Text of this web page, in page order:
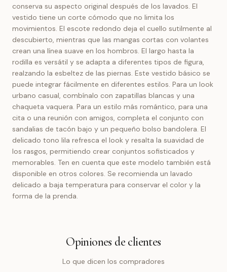
conserva su aspecto original después de los lavados. El
vestido tiene un corte cómodo que no limita los
movimientos. El escote redondo deja el cuello sutilmente al
descubierto, mientras que las mangas cortas con volantes
crean una línea suave en los hombros. El largo hasta la
rodilla es versátil y se adapta a diferentes tipos de figura,
realzando la esbeltez de las piernas. Este vestido básico se
puede integrar fácilmente en diferentes estilos. Para un look
urbano casual, combínalo con zapatillas blancas y una
chaqueta vaquera. Para un estilo más romántico, para una
cita o una reunión con amigos, completa el conjunto con
sandalias de tacón bajo y un pequeño bolso bandolera. El
delicado tono lila refresca el look y resalta la suavidad de
los rasgos, permitiendo crear conjuntos sofisticados y
memorables. Ten en cuenta que este modelo también está
disponible en otros colores. Se recomienda un lavado
delicado a baja temperatura para conservar el color y la
forma de la prenda.
Opiniones de clientes
Lo que dicen los compradores